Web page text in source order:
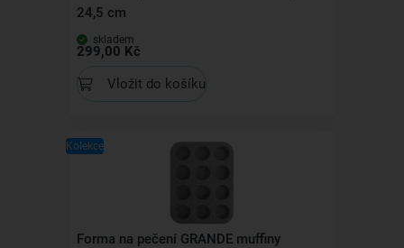
24,5 cm
skladem
299,00 Kč
Vložit do košíku
Kolekce
Forma na pečení GRANDE muffiny